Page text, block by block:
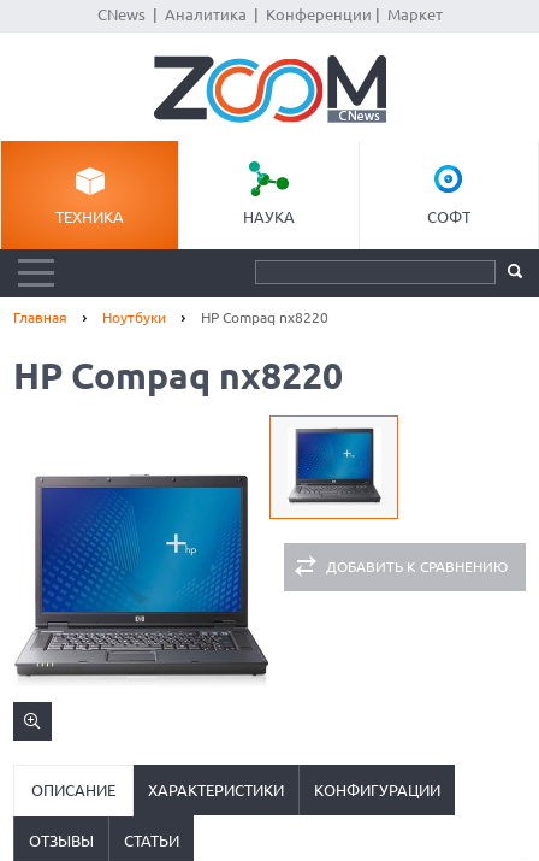
CNews| Аналитика Конференции Маркет
ТЕХНИКА НАУКА СОФТ
Главная Ноутбуки HP Compaq nx8220
HP Compaq nx8220
ДОБАВИТЬ К СРАВНЕНИЮ
ОПИСАНИЕ ХАРАКТЕРИСТИКИ КОНФИГУРАЦИИ
ОТЗЫВЫ СТАТЬИ